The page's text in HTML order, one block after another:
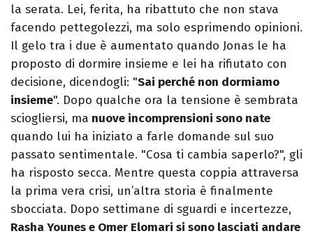
la serata. Lei, ferita, ha ribattuto che non stava
facendo pettegolezzi, ma solo esprimendo opinioni.
Il gelo tra i due è aumentato quando Jonas le ha
proposto di dormire insieme e lei ha rifiutato con
decisione, dicendogli: "Sai perché non dormiamo
insieme". Dopo qualche ora la tensione è sembrata
sciogliersi, ma nuove incomprensioni sono nate
quando lui ha iniziato a farle domande sul suo
passato sentimentale. "Cosa ti cambia saperlo?", gli
ha risposto secca. Mentre questa coppia attraversa
la prima vera crisi, un’altra storia è finalmente
sbocciata. Dopo settimane di sguardi e incertezze,
Rasha Younes e Omer Elomari si sono lasciati andare